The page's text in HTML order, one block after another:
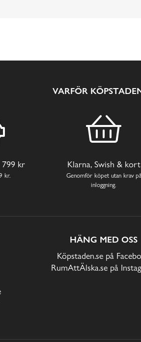
VARFÖR
kr
kr.
Klarna, Swish & kort
Genomför köpet utan krav på
inloggning.
HÄNG MED OSS
Köpstaden.se på
RumAttÄlska.se på